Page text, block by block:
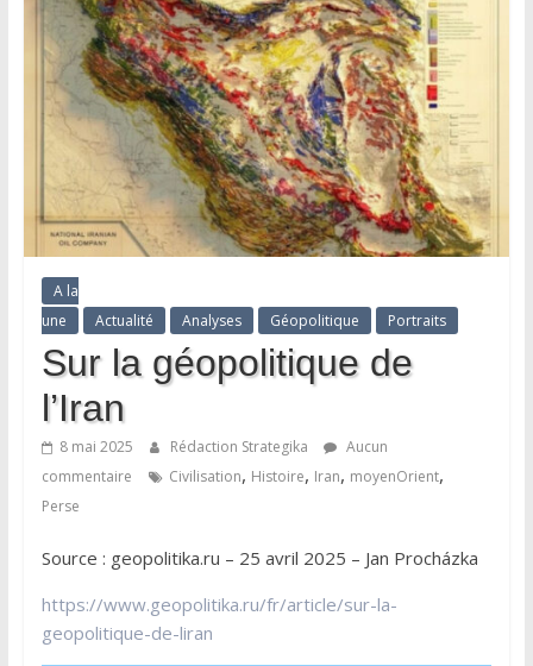
A la
une
Actualité Analyses Géopolitique Portraits
Sur la géopolitique de
l’Iran
8 mai 2025 Rédaction Strategika
Aucun
commentaire
Civilisation, Histoire, Iran, moyenOrient,
Perse
Source : geopolitika.ru – 25 avril 2025 – Jan Procházka
https://www.geopolitika.ru/fr/article/sur-la-
geopolitique-de-liran